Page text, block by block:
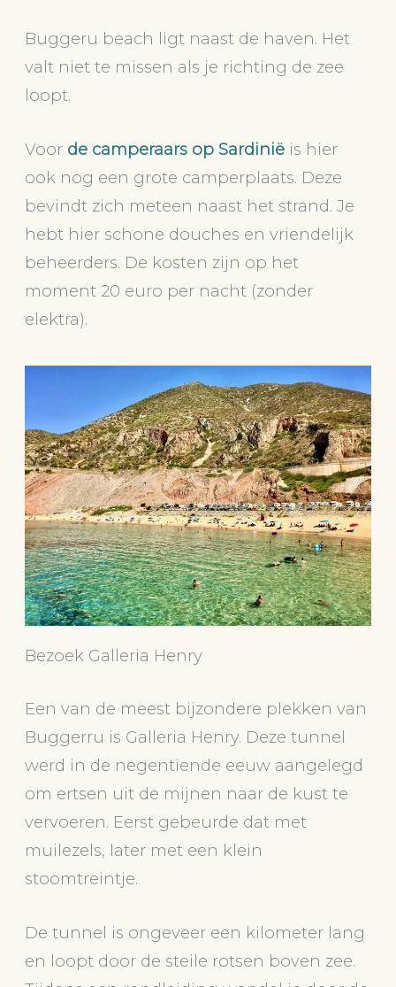
Buggeru beach ligt naast de haven. Het
valt niet te missen als je richting de zee
loopt.
Voor de camperaars op Sardinië is hier
ook nog een grote camperplaats. Deze
bevindt zich meteen naast het strand. Je
hebt hier schone douches en vriendelijk
beheerders. De kosten zijn op het
moment 20 euro per nacht (zonder
elektra).
Bezoek Galleria Henry
Een van de meest bijzondere plekken van
Buggerru is Galleria Henry. Deze tunnel
werd in de negentiende eeuw aangelegd
om ertsen uit de mijnen naar de kust te
vervoeren. Eerst gebeurde dat met
muilezels, later met een klein
stoomtreintje.
De tunnel is ongeveer een kilometer lang
en loopt door de steile rotsen boven zee.